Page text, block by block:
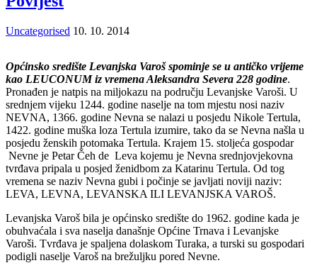
Uncategorised 10. 10. 2014
Općinsko središte Levanjska Varoš spominje se u antičko vrijeme
kao LEUCONUM iz vremena Aleksandra Severa 228 godine.
Pronađen je natpis na miljokazu na području Levanjske Varoši. U
srednjem vijeku 1244. godine naselje na tom mjestu nosi naziv
NEVNA, 1366. godine Nevna se nalazi u posjedu Nikole Tertula,
1422. godine muška loza Tertula izumire, tako da se Nevna našla u
posjedu ženskih potomaka Tertula. Krajem 15. stoljeća gospodar
Nevne je Petar Čeh de Leva kojemu je Nevna srednjovjekovna
tvrđava pripala u posjed ženidbom za Katarinu Tertula. Od tog
vremena se naziv Nevna gubi i počinje se javljati noviji naziv:
LEVA, LEVNA, LEVANSKA ILI LEVANJSKA VAROŠ.
Levanjska Varoš bila je općinsko središte do 1962. godine kada je
obuhvaćala i sva naselja današnje Općine Trnava i Levanjske
Varoši. Tvrđava je spaljena dolaskom Turaka, a turski su gospodari
podigli naselje Varoš na brežuljku pored Nevne.